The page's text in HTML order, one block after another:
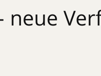
neue